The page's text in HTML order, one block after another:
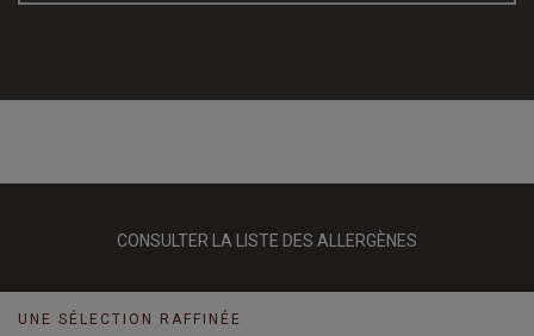
CONSULTER LA LISTE DES ALLERGÈNES
UNE SÉLECTION RAFFINÉE